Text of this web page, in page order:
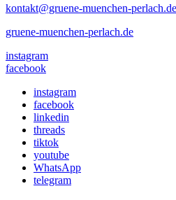
kontakt@gruene-muenchen-perlach.de
gruene-muenchen-perlach.de
instagram
facebook
instagram
facebook
linkedin
threads
tiktok
youtube
WhatsApp
telegram